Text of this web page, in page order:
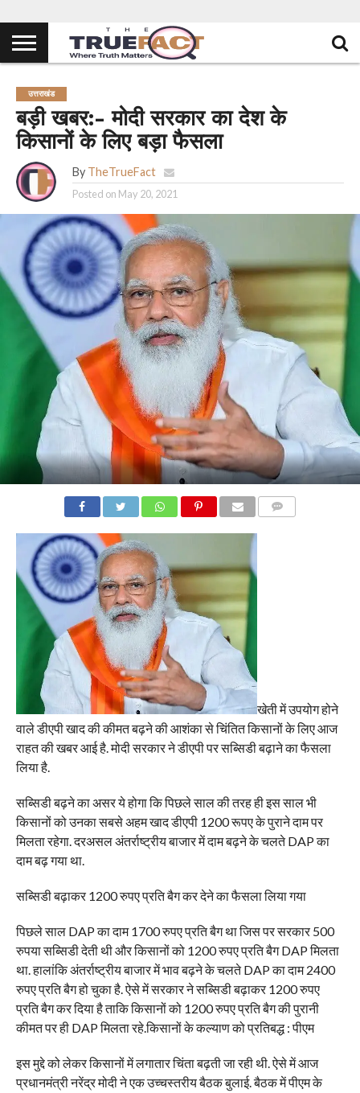
उत्तराखंड
बड़ी खबर:- मोदी सरकार का देश के
किसानों के लिए बड़ा फैसला
By TheTrueFact
Posted on May 20, 2021
खेती में उपयोग होने
वाले डीएपी खाद की कीमत बढ़ने की आशंका से चिंतित किसानों के लिए आज
राहत की खबर आई है. मोदी सरकार ने डीएपी पर सब्सिडी बढ़ाने का फैसला
लिया है.
सब्सिडी बढ़ने का असर ये होगा कि पिछले साल की तरह ही इस साल भी
किसानों को उनका सबसे अहम खाद डीएपी 1200 रूपए के पुराने दाम पर
मिलता रहेगा. दरअसल अंतर्राष्ट्रीय बाजार में दाम बढ़ने के चलते DAP का
दाम बढ़ गया था.
सब्सिडी बढ़ाकर 1200 रुपए प्रति बैग कर देने का फैसला लिया गया
पिछले साल DAP का दाम 1700 रुपए प्रति बैग था जिस पर सरकार 500
रुपया सब्सिडी देती थी और किसानों को 1200 रुपए प्रति बैग DAP मिलता
था. हालांकि अंतर्राष्ट्रीय बाजार में भाव बढ़ने के चलते DAP का दाम 2400
रुपए प्रति बैग हो चुका है. ऐसे में सरकार ने सब्सिडी बढ़ाकर 1200 रुपए
प्रति बैग कर दिया है ताकि किसानों को 1200 रुपए प्रति बैग की पुरानी
कीमत पर ही DAP मिलता रहे.किसानों के कल्याण को प्रतिबद्ध : पीएम
इस मुद्दे को लेकर किसानों में लगातार चिंता बढ़ती जा रही थी. ऐसे में आज
प्रधानमंत्री नरेंद्र मोदी ने एक उच्चस्तरीय बैठक बुलाई. बैठक में पीएम के